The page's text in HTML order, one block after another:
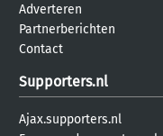
Adverteren
Partnerberichten
Contact
Supporters.nl
Ajax.supporters.nl